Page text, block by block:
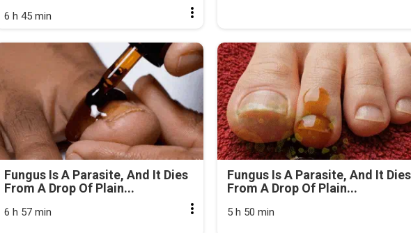
6 h 45 min
Fungus Is A Parasite, And It Dies
From A Drop Of Plain...
6 h 57 min
Fungus Is A Parasite, And It Dies
From A Drop Of Plain...
5 h 50 min